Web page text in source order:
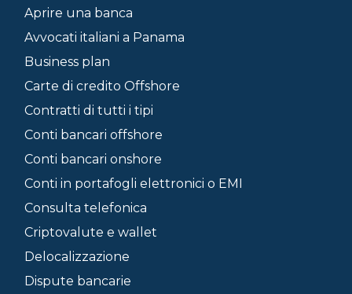
Aprire una banca
Avvocati italiani a Panama
Business plan
Carte di credito Offshore
Contratti di tutti i tipi
Conti bancari offshore
Conti bancari onshore
Conti in portafogli elettronici o EMI
Consulta telefonica
Criptovalute e wallet
Delocalizzazione
Dispute bancarie